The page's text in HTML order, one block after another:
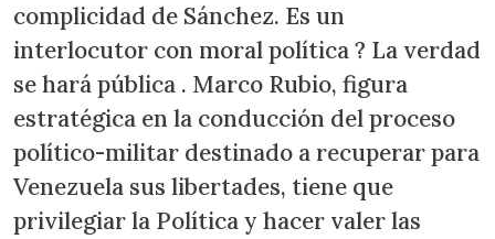
complicidad de Sánchez. Es un
interlocutor con moral política ? La verdad
se hará pública . Marco Rubio, figura
estratégica en la conducción del proceso
político-militar destinado a recuperar para
Venezuela sus libertades, tiene que
privilegiar la Política y hacer valer las